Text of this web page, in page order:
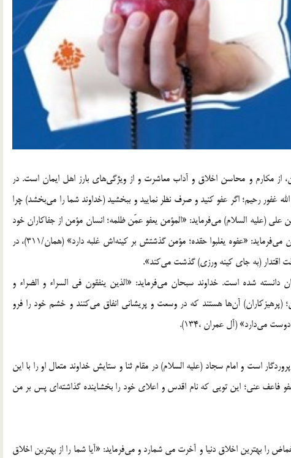
از مکارم و محاسن اخلاق و آداب معاشرت و از ویژگی‌های بارز اهل ایمان است. در
غفور رحیم؛ اگر عفو کنید و صرف نظر نمایید و ببخشید (خداوند شما را می‌بخشد) چرا
و مهربان است» (تغابن/14). امیرالمؤمنین علی (علیه السلام) می‌فرماید: «المؤمن یعفو عمّن ظلمه؛ انسان مؤمن از جفاکاران خود
گذشت می‌کند». همچنین آن حضرت در توصیف اهل ایمان می‌فرماید: «عفوه یغلبوا حقده؛ مؤمن گذشتش بر کینه‌اش غلبه دارد» (همان/311)، در
اقتدار (به جای کینه ورزی) گذشت می‌کند».
دانسته شده است. خداوند سبحان می‌فرماید: «الذین ینفقون فی السراء و الضراء و
(پرهیزکاران) آن‌ها هستند که در وسعت و پریشانی انفاق می‌کنند و خشم خود را فرو
می‌دارد» (آل عمران ،134).
است و امام سجاد (علیه السلام) در مقام ثنا و ستایش خداوند متعال او را با این
عنی؛ این تویی که نام اقدس و اعلای خود را بخشاینده گذاشته‌ای پس بر من
را بهترین اخلاق دنیا و آخرت می شمارد و می‌فرماید: «آیا شما را از بهترین اخلاق